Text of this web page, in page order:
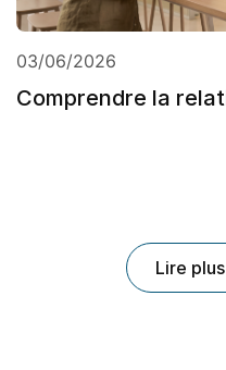
03/06/2026
Comprendre la
Lire